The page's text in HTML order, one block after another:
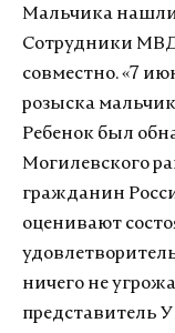
Мальчика нашли
Сотрудники МВД
совместно. «7
розыска
Ребенок был
Могилевского
гражданин
оценивают
ничего не
представитель